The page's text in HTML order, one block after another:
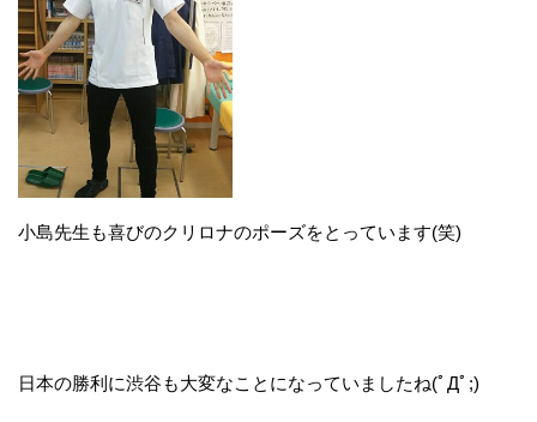
小島先生も喜びのクリロナのポーズをとっています(笑)
日本の勝利に渋谷も大変なことになっていましたね(ﾟДﾟ;)